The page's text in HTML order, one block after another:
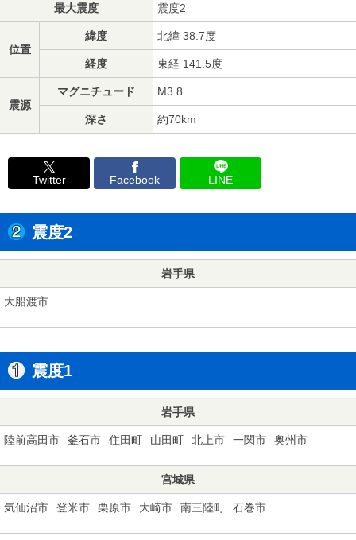
最大震度 震度2
位置
緯度 北緯 38.7度
経度 東経 141.5度
震源
マグニチュード M3.8
深さ 約70km
Twitter Facebook LINE
震度2
岩手県
大船渡市
震度1
岩手県
陸前高田市 釜石市 住田町 山田町 北上市 一関市 奥州市
宮城県
気仙沼市 登米市 栗原市 大崎市 南三陸町 石巻市